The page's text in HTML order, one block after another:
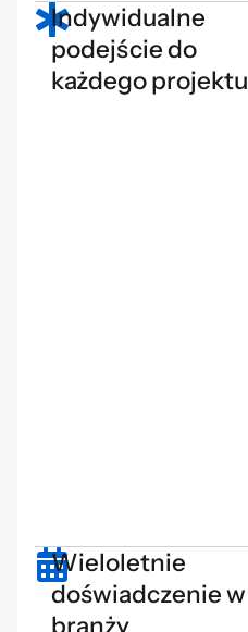
Indywidualne
podejście do
każdego projektu
Wieloletnie
doświadczenie w
branży